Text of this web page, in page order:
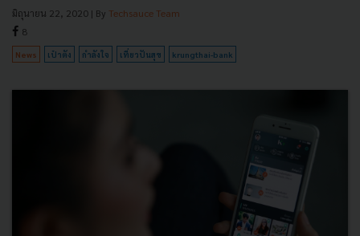
มิถุนายน 22, 2020 | By Techsauce Team
8
News เป๋าตัง กำลังใจ เที่ยวปันสุข krungthai-bank